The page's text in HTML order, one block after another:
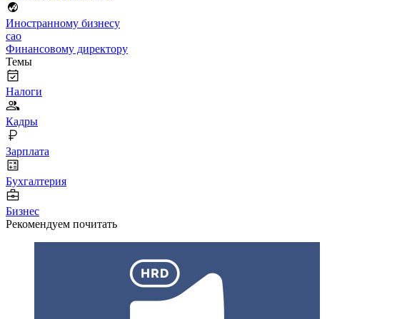
Иностранному бизнесу
cao
Финансовому директору
Темы
Налоги
Кадры
Зарплата
Бухгалтерия
Бизнес
Рекомендуем почитать